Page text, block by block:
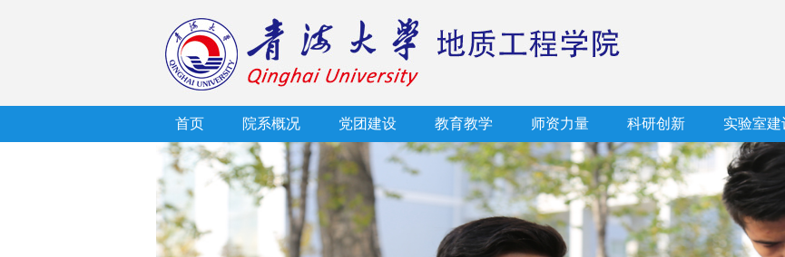
首页 院系概况 党团建设 教育教学 师资力量 科研创新 实验室建